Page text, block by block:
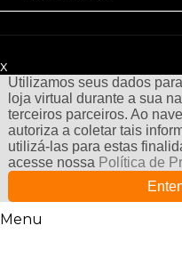
x
Utilizamos seus dados
loja virtual durante a sua
terceiros parceiros. Ao
autoriza a coletar tais
utilizá-las para estas
acesse nossa Política de
Menu